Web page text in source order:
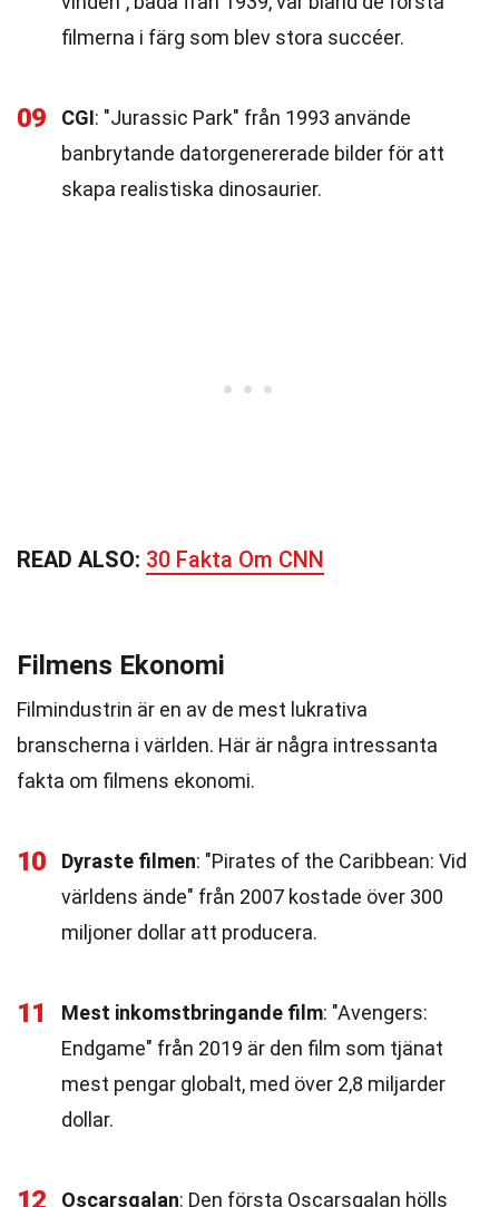
filmerna i färg som blev stora succéer.
09 CGI: "Jurassic Park" från 1993 använde
banbrytande datorgenererade bilder för att
skapa realistiska dinosaurier.
READ ALSO: 30 Fakta Om CNN
Filmens Ekonomi
Filmindustrin är en av de mest lukrativa
branscherna i världen. Här är några intressanta
fakta om filmens ekonomi.
10 Dyraste filmen: "Pirates of the Caribbean: Vid
världens ände" från 2007 kostade över 300
miljoner dollar att producera.
11 Mest inkomstbringande film: "Avengers:
Endgame" från 2019 är den film som tjänat
mest pengar globalt, med över 2,8 miljarder
dollar.
12 Oscarsgalan: Den första Oscarsgalan hölls